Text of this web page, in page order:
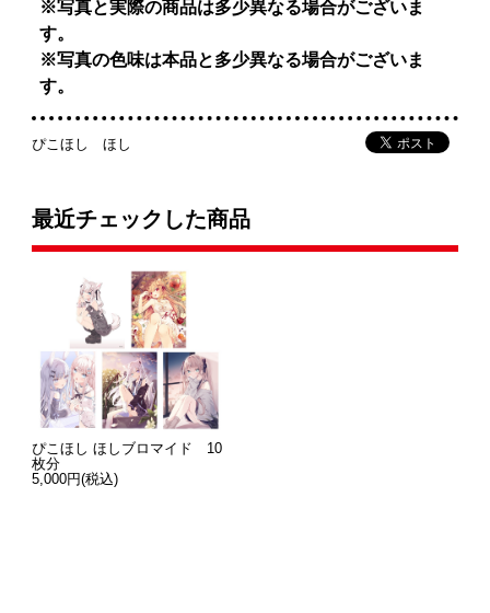
※写真と実際の商品は多少異なる場合がございま
す。
※写真の色味は本品と多少異なる場合がございま
す。
ぴこほし ほし
最近チェックした商品
ぴこほし ほしブロマイド 10
枚分
5,000円(税込)